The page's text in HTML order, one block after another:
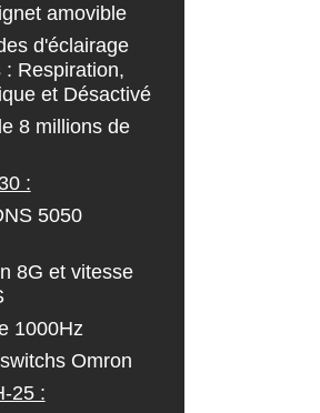
amovible
d'éclairage
: Respiration,
et Désactivé
8 millions de
:
5050
8G et vitesse
1000Hz
Omron
25 :